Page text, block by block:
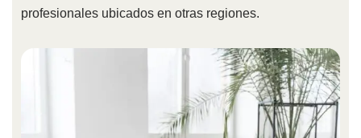
profesionales ubicados en otras regiones.